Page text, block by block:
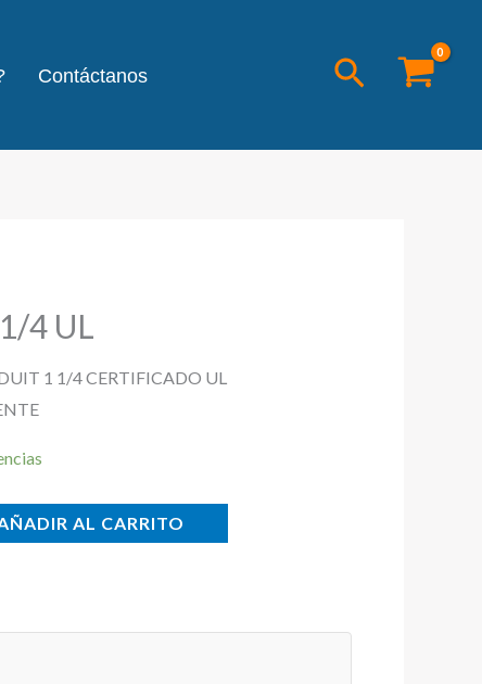
Contáctanos Buscar
4 UL
1 1/4 CERTIFICADO UL
AL CARRITO